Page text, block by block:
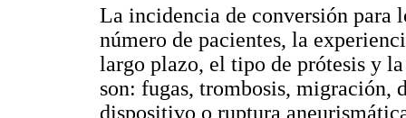
La incidencia de conversión para
número de pacientes, la
largo plazo, el tipo de prótesis y
son: fugas, trombosis, migración,
dispositivo o ruptura